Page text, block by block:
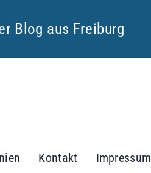
Blog aus Freiburg
Kontakt Impressum